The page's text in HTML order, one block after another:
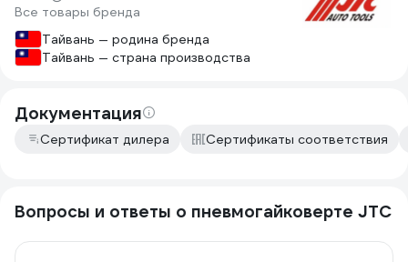
Все товары бренда
Тайвань — родина бренда
Тайвань — страна производства
Документация
Сертификат дилера Сертификаты соответствия
Вопросы и ответы о пневмогайковерте JTC